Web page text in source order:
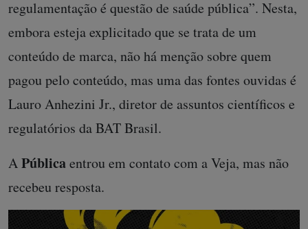
regulamentação é questão de saúde pública”. Nesta,
embora esteja explicitado que se trata de um
conteúdo de marca, não há menção sobre quem
pagou pelo conteúdo, mas uma das fontes ouvidas é
Lauro Anhezini Jr., diretor de assuntos científicos e
regulatórios da BAT Brasil.
APúblicaentrou em contato com a Veja, mas não
recebeu resposta.